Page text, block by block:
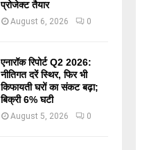
प्रोजेक्ट तैयार
August 6, 2026 0
एनारॉक रिपोर्ट Q2 2026:
नीतिगत दरें स्थिर, फिर भी
किफायती घरों का संकट बढ़ा;
बिक्री 6% घटी
August 5, 2026 0